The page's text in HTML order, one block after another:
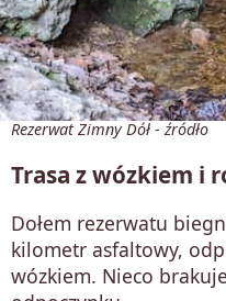
Rezerwat Zimny Dół - źródło
Trasa z wózkiem i
Dołem rezerwatu
kilometr asfaltowy,
wózkiem. Nieco